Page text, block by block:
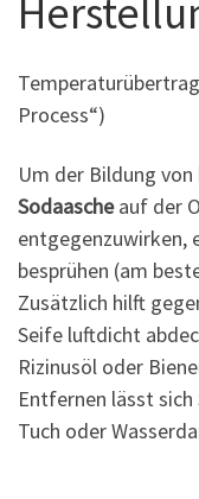
Process“)
Um der Bildung
Sodaascheauf der
entgegenzuwirken,
besprühen (am
Zusätzlich hilft
Seife luftdicht
Rizinusöl oder
Entfernen lässt
Tuch oder